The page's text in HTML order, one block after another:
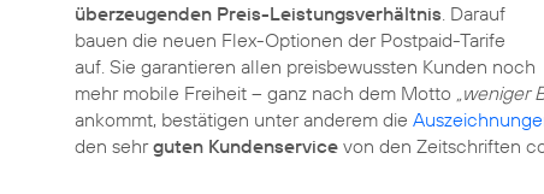
überzeugenden Preis-Leistungsverhältnis. Darauf
bauen die neuen Flex-Optionen der Postpaid-Tarife
auf. Sie garantieren allen preisbewussten Kunden noch
mehr mobile Freiheit – ganz nach dem Motto „weniger
ankommt, bestätigen unter anderem die
den sehrguten Kundenservice von den Zeitschriften